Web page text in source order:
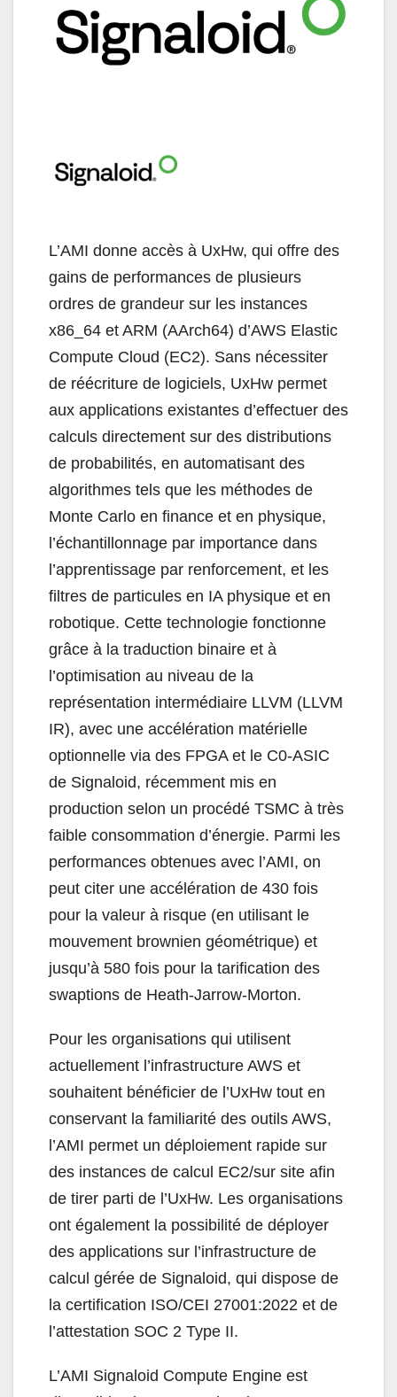
L’AMI donne accès à UxHw, qui offre des
gains de performances de plusieurs
ordres de grandeur sur les instances
x86_64 et ARM (AArch64) d’AWS Elastic
Compute Cloud (EC2). Sans nécessiter
de réécriture de logiciels, UxHw permet
aux applications existantes d’effectuer des
calculs directement sur des distributions
de probabilités, en automatisant des
algorithmes tels que les méthodes de
Monte Carlo en finance et en physique,
l’échantillonnage par importance dans
l’apprentissage par renforcement, et les
filtres de particules en IA physique et en
robotique. Cette technologie fonctionne
grâce à la traduction binaire et à
l’optimisation au niveau de la
représentation intermédiaire LLVM (LLVM
IR), avec une accélération matérielle
optionnelle via des FPGA et le C0-ASIC
de Signaloid, récemment mis en
production selon un procédé TSMC à très
faible consommation d’énergie. Parmi les
performances obtenues avec l’AMI, on
peut citer une accélération de 430 fois
pour la valeur à risque (en utilisant le
mouvement brownien géométrique) et
jusqu’à 580 fois pour la tarification des
swaptions de Heath-Jarrow-Morton.
Pour les organisations qui utilisent
actuellement l’infrastructure AWS et
souhaitent bénéficier de l’UxHw tout en
conservant la familiarité des outils AWS,
l’AMI permet un déploiement rapide sur
des instances de calcul EC2/sur site afin
de tirer parti de l’UxHw. Les organisations
ont également la possibilité de déployer
des applications sur l’infrastructure de
calcul gérée de Signaloid, qui dispose de
la certification ISO/CEI 27001:2022 et de
l’attestation SOC 2 Type II.
L’AMI Signaloid Compute Engine est